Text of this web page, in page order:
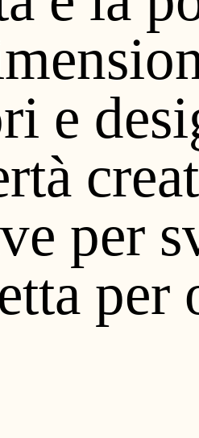
3D
Contatti
e
per
per